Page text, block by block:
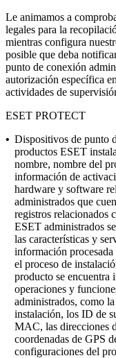
Le animamos a
legales para la
mientras configura
posible que deba
punto de conexión
autorización específica
actividades de
ESET PROTECT
• Dispositivos de punto
productos ESET
nombre, nombre del
información de
hardware y software
administrados que
registros relacionados
ESET administrados
las características y
información
el proceso de
producto se encuentra
operaciones y
administrados, como
instalación, los ID de
MAC, las direcciones
coordenadas de GPS
configuraciones del